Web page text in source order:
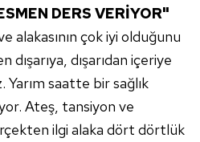
DERS VERİYOR"
alakasının çok iyi olduğunu
dışarıdan içeriye
saatte bir sağlık
Ateş, tansiyon ve
ilgi alaka dört dörtlük